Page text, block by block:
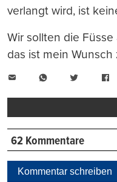
verlangt wird, ist
Wir sollten die
das ist mein Wunsch
WhatsAppTwitter
62 Kommentare
Kommentar schreiben